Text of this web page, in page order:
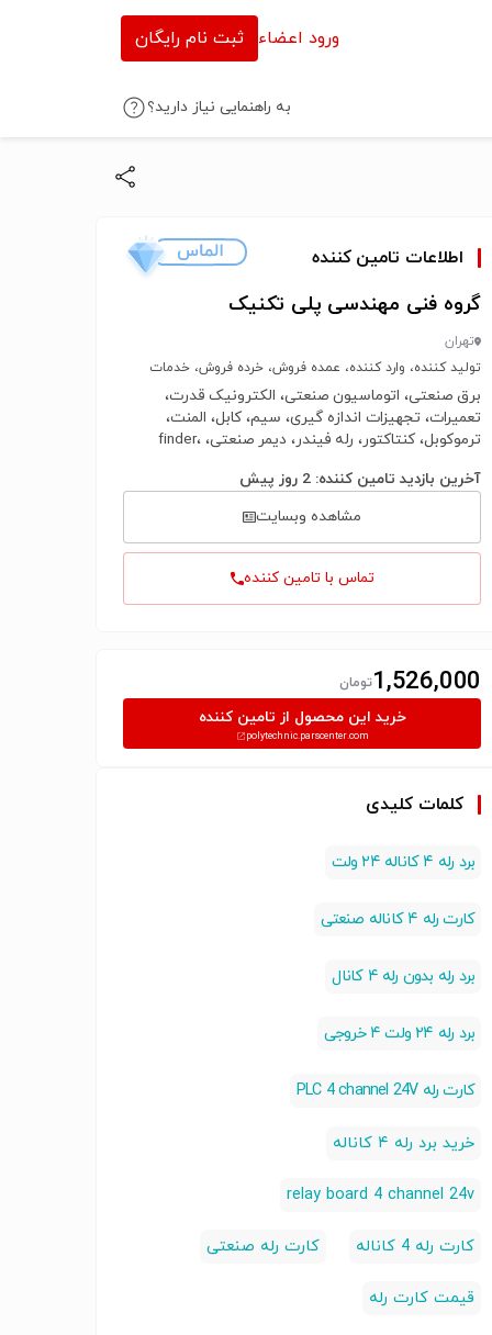
ورود اعضاء ثبت نام رایگان
به راهنمایی نیاز دارید؟
اطلاعات تامین کننده
گروه فنی مهندسی پلی تکنیک
تهران
تولید کننده، وارد کننده، عمده فروش، خرده فروش، خدمات
برق صنعتی، اتوماسیون صنعتی، الکترونیک قدرت،
تعمیرات، تجهیزات اندازه گیری، سیم، کابل، المنت،
ترموکوبل، کنتاکتور، رله فیندر، دیمر صنعتی، finder،
آخرین بازدید تامین کننده: 2 روز پیش
مشاهده وبسایت
تماس با تامین کننده
1,526,000تومان
خرید این محصول از تامین کننده
polytechnic.parscenter.com
کلمات کلیدی
برد رله ۴ کاناله ۲۴ ولت
کارت رله ۴ کاناله صنعتی
برد رله بدون رله ۴ کانال
برد رله ۲۴ ولت ۴ خروجی
کارت رله PLC 4 channel 24V
خرید برد رله ۴ کاناله
relay board 4 channel 24v
کارت رله 4 کاناله کارت رله صنعتی
قیمت کارت رله